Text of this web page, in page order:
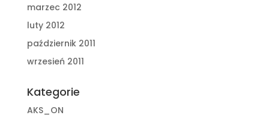
marzec 2012
luty 2012
październik 2011
wrzesień 2011
Kategorie
AKS_ON